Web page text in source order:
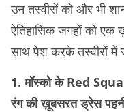
उन तस्वीरों को और भी
ऐतिहासिक जगहों को
साथ पेश करके तस्वीरों में
1. मॉस्को के Red
रंग की ख़ूबसरत ड्रेस